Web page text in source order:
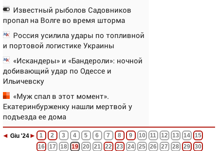
Известный рыболов Садовников
пропал на Волге во время шторма
Россия усилила удары по топливной
и портовой логистике Украины
«Искандеры» и «Бандероли»: ночной
добивающий удар по Одессе и
Ильичевску
«Муж спал в этот момент».
Екатеринбурженку нашли мертвой у
подъезда ее дома
◄ Giu '24► 1 2 3 4 5 6 7 8 9 10 11 12 13 14
15
16
17 18 19 20 21 22 23 24 25 26 27 28 29
30